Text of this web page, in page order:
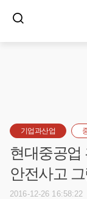
기업과산업
현대중공업
안전사고
2016-12-26 16:58:22